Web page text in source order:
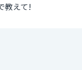
教えて!